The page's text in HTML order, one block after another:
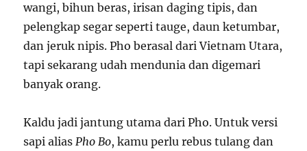
wangi, bihun beras, irisan daging tipis, dan
pelengkap segar seperti tauge, daun ketumbar,
dan jeruk nipis. Pho berasal dari Vietnam Utara,
tapi sekarang udah mendunia dan digemari
banyak orang.
Kaldu jadi jantung utama dari Pho. Untuk versi
sapi aliasPho Bo, kamu perlu rebus tulang dan